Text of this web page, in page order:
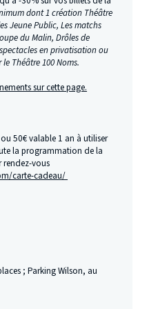
dont 1 création Théâtre
Jeune Public, Les matchs
du Malin, Drôles de
en privatisation ou
Théâtre 100 Noms.
sur cette page.
50€ valable 1 an à utiliser
la programmation de la
rendez-vous
carte-cadeau/
; Parking Wilson, au